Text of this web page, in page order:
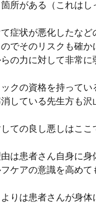
所がある（これはし
症状が悪化したなど
でそのリスクも確か
の力に対して非常
クの資格を持って
している先生方も沢
ての良し悪しはここ
は患者さん自身に
ケアの意識を高めて
りは患者さんが身